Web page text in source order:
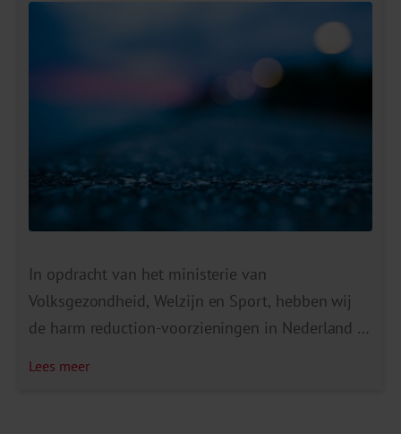
In opdracht van het ministerie van
Volksgezondheid, Welzijn en Sport, hebben wij
de harm reduction-voorzieningen in Nederland in
Lees meer